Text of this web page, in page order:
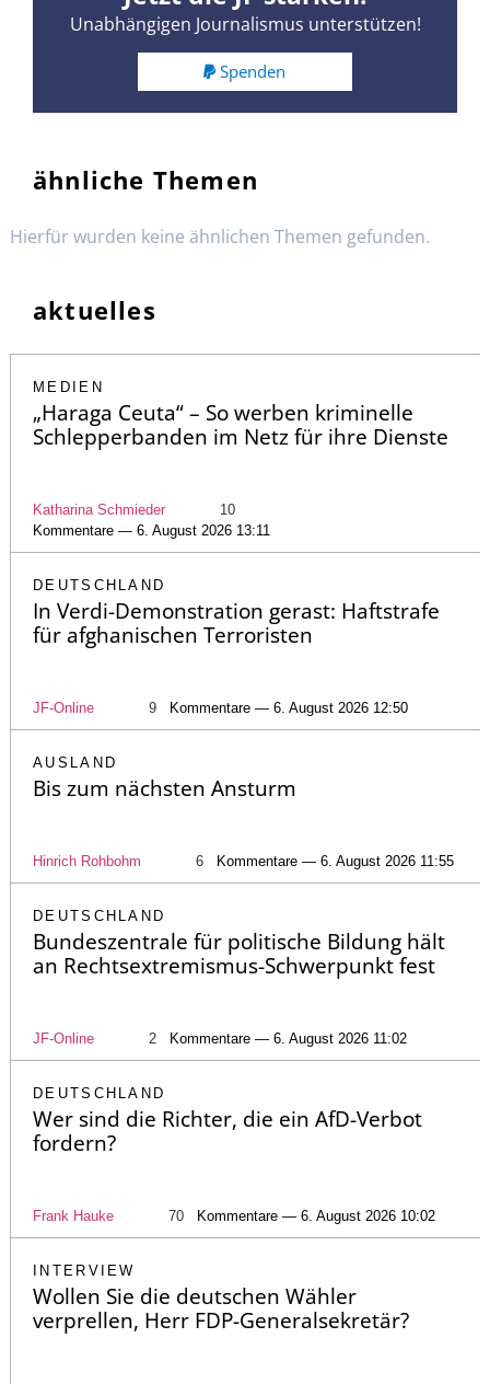
Unabhängigen Journalismus unterstützen!
Spenden
ähnliche Themen
Hierfür wurden keine ähnlichen Themen gefunden.
aktuelles
MEDIEN
„Haraga Ceuta“ – So werben kriminelle
Schlepperbanden im Netz für ihre Dienste
Katharina Schmieder
10
Kommentare — 6. August 2026 13:11
DEUTSCHLAND
In Verdi-Demonstration gerast: Haftstrafe
für afghanischen Terroristen
JF-Online 9 Kommentare — 6. August 2026 12:50
AUSLAND
Bis zum nächsten Ansturm
Hinrich Rohbohm 6 Kommentare — 6. August 2026 11:55
DEUTSCHLAND
Bundeszentrale für politische Bildung hält
an Rechtsextremismus-Schwerpunkt fest
JF-Online 2 Kommentare — 6. August 2026 11:02
DEUTSCHLAND
Wer sind die Richter, die ein AfD-Verbot
fordern?
Frank Hauke 70 Kommentare — 6. August 2026 10:02
INTERVIEW
Wollen Sie die deutschen Wähler
verprellen, Herr FDP-Generalsekretär?